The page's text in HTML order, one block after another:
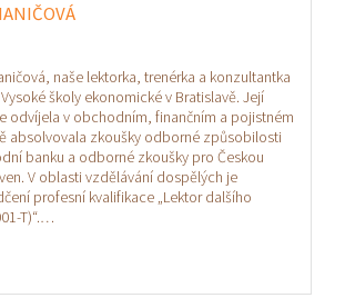
naše lektorka, trenérka a konzultantka
školy ekonomické v Bratislavě. Její
odvíjela v obchodním, finančním a pojistném
absolvovala zkoušky odborné způsobilosti
banku a odborné zkoušky pro Českou
V oblasti vzdělávání dospělých je
profesní kvalifikace „Lektor dalšího
T)“.…